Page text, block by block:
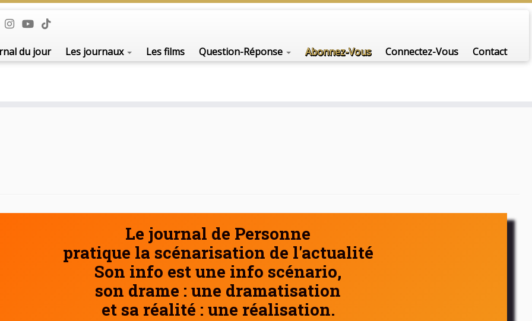
du jour Les journaux Les films Question-Réponse Abonnez-Vous Connectez-Vous Contact
Le journal de Personne
pratique la scénarisation de l'actualité
Son info est une info scénario,
son drame : une dramatisation
et sa réalité : une réalisation.